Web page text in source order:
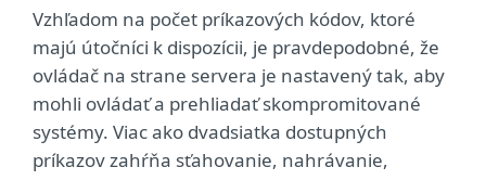
Vzhľadom na počet príkazových kódov, ktoré
majú útočníci k dispozícii, je pravdepodobné, že
ovládač na strane servera je nastavený tak, aby
mohli ovládať a prehliadať skompromitované
systémy. Viac ako dvadsiatka dostupných
príkazov zahŕňa sťahovanie, nahrávanie,